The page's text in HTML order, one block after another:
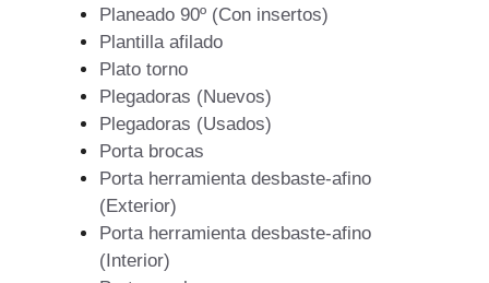
Planeado 90º (Con insertos)
Plantilla afilado
Plato torno
Plegadoras (Nuevos)
Plegadoras (Usados)
Porta brocas
Porta herramienta desbaste-afino
(Exterior)
Porta herramienta desbaste-afino
(Interior)